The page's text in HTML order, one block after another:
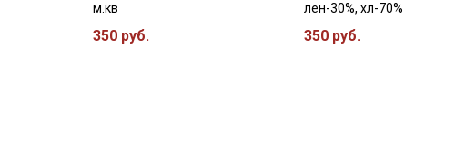
м.кв
350 руб.
лен-30%, хл-70%
350 руб.